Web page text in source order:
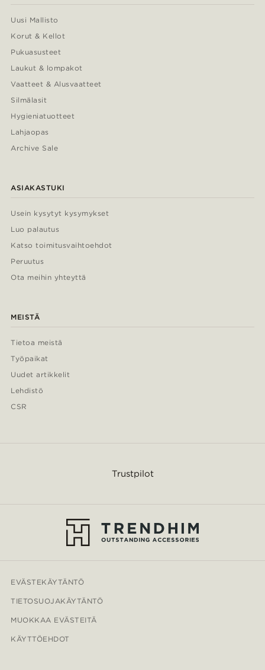
Uusi Mallisto
Korut & Kellot
Pukuasusteet
Laukut & lompakot
Vaatteet & Alusvaatteet
Silmälasit
Hygieniatuotteet
Lahjaopas
Archive Sale
ASIAKASTUKI
Usein kysytyt kysymykset
Luo palautus
Katso toimitusvaihtoehdot
Peruutus
Ota meihin yhteyttä
MEISTÄ
Tietoa meistä
Työpaikat
Uudet artikkelit
Lehdistö
CSR
Trustpilot
EVÄSTEKÄYTÄNTÖ
TIETOSUOJAKÄYTÄNTÖ
MUOKKAA EVÄSTEITÄ
KÄYTTÖEHDOT